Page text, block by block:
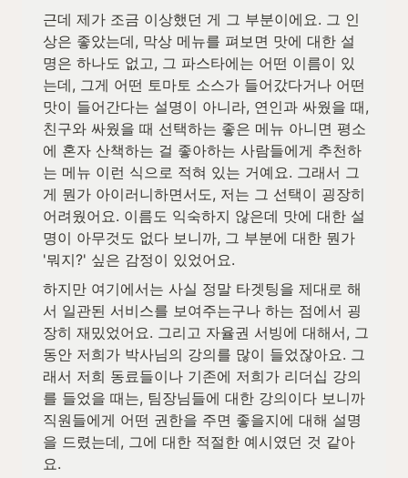
근데 제가 조금 이상했던 게 그 부분이에요. 그 인
상은 좋았는데, 막상 메뉴를 펴보면 맛에 대한 설
명은 하나도 없고, 그 파스타에는 어떤 이름이 있
는데, 그게 어떤 토마토 소스가 들어갔다거나 어떤
맛이 들어간다는 설명이 아니라, 연인과 싸웠을 때,
친구와 싸웠을 때 선택하는 좋은 메뉴 아니면 평소
에 혼자 산책하는 걸 좋아하는 사람들에게 추천하
는 메뉴 이런 식으로 적혀 있는 거예요. 그래서 그
게 뭔가 아이러니하면서도, 저는 그 선택이 굉장히
어려웠어요. 이름도 익숙하지 않은데 맛에 대한 설
명이 아무것도 없다 보니까, 그 부분에 대한 뭔가
'뭐지?' 싶은 감정이 있었어요.
하지만 여기에서는 사실 정말 타겟팅을 제대로 해
서 일관된 서비스를 보여주는구나 하는 점에서 굉
장히 재밌었어요. 그리고 자율권 서빙에 대해서, 그
동안 저희가 박사님의 강의를 많이 들었잖아요. 그
래서 저희 동료들이나 기존에 저희가 리더십 강의
를 들었을 때는, 팀장님들에 대한 강의이다 보니까
직원들에게 어떤 권한을 주면 좋을지에 대해 설명
을 드렸는데, 그에 대한 적절한 예시였던 것 같아
요.